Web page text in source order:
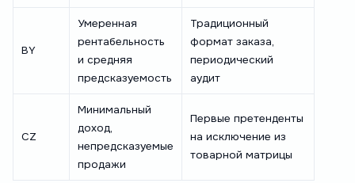
BY
Умеренная
рентабельность
и средняя
предсказуемость
Традиционный
формат заказа,
периодический
аудит
CZ
Минимальный
доход,
непредсказуемые
продажи
Первые претенденты
на исключение из
товарной матрицы